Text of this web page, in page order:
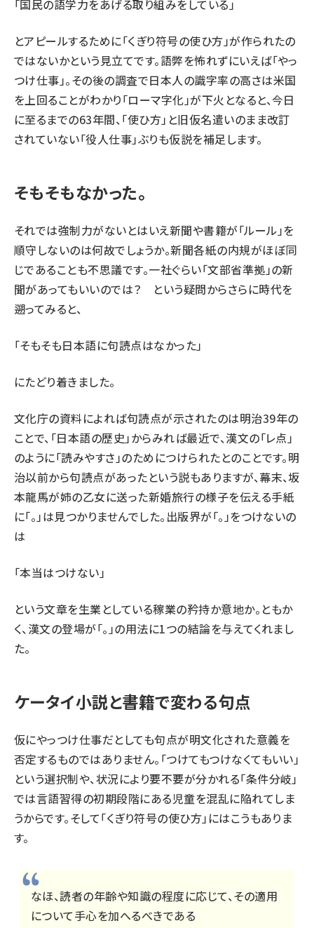
「国民の語学力をあげる取り組みをしている」
とアピールするために「くぎり符号の使ひ方」が作られたの
ではないかという見立てです。語弊を怖れずにいえば「やっ
つけ仕事」。その後の調査で日本人の識字率の高さは米国
を上回ることがわかり「ローマ字化」が下火となると、今日
に至るまでの63年間、「使ひ方」と旧仮名遣いのまま改訂
されていない「役人仕事」ぶりも仮説を補足します。
そもそもなかった。
それでは強制力がないとはいえ新聞や書籍が「ルール」を
順守しないのは何故でしょうか。新聞各紙の内規がほぼ同
じであることも不思議です。一社ぐらい「文部省準拠」の新
聞があってもいいのでは？ という疑問からさらに時代を
遡ってみると、
「そもそも日本語に句読点はなかった」
にたどり着きました。
文化庁の資料によれば句読点が示されたのは明治39年の
ことで、「日本語の歴史」からみれば最近で、漢文の「レ点」
のように「読みやすさ」のためにつけられたとのことです。明
治以前から句読点があったという説もありますが、幕末、坂
本龍馬が姉の乙女に送った新婚旅行の様子を伝える手紙
に「。」は見つかりませんでした。出版界が「。」をつけないの
は
「本当はつけない」
という文章を生業としている稼業の矜持か意地か。ともか
く、漢文の登場が「。」の用法に1つの結論を与えてくれまし
た。
ケータイ小説と書籍で変わる句点
仮にやっつけ仕事だとしても句点が明文化された意義を
否定するものではありません。「つけてもつけなくてもいい」
という選択制や、状況により要不要が分かれる「条件分岐」
では言語習得の初期段階にある児童を混乱に陥れてしま
うからです。そして「くぎり符号の使ひ方」にはこうもありま
す。
なほ、読者の年齢や知識の程度に応じて、その適用
について手心を加へるべきである